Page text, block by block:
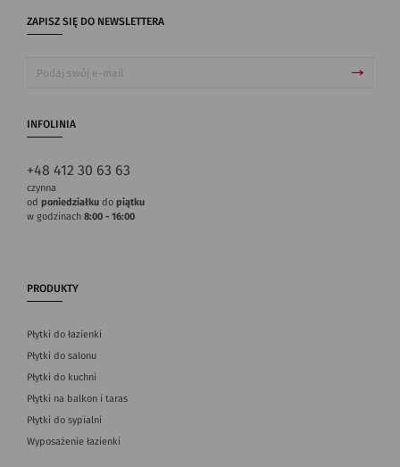
ZAPISZ SIĘ DO NEWSLETTERA
INFOLINIA
+48 412 30 63 63
czynna
od poniedziałku do piątku
w godzinach 8:00 - 16:00
PRODUKTY
Płytki do łazienki
Płytki do salonu
Płytki do kuchni
Płytki na balkon i taras
Płytki do sypialni
Wyposażenie łazienki